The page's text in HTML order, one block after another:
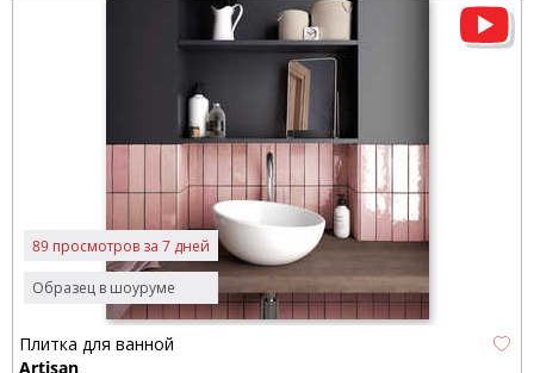
Образец в шоуруме
89 просмотров за 7 дней
Плитка для ванной
Artisan